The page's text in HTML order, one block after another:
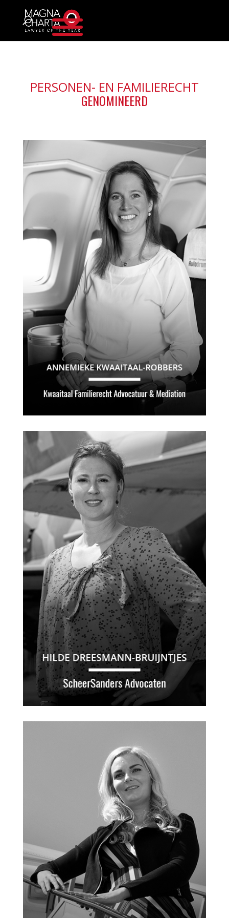
PERSONEN- EN FAMILIERECHT
GENOMINEERD